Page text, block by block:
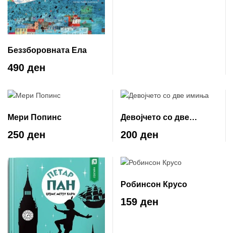
Беззборовната Ела
490 ден
Мери Попинс
250 ден
Девојчето со две
имиња
200 ден
Робинсон Крусо
159 ден